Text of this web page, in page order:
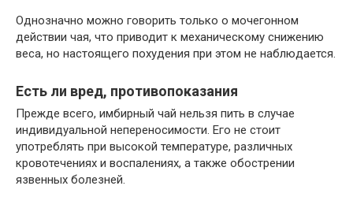
Однозначно можно говорить только о мочегонном
действии чая, что приводит к механическому снижению
веса, но настоящего похудения при этом не наблюдается.
Есть ли вред, противопоказания
Прежде всего, имбирный чай нельзя пить в случае
индивидуальной непереносимости. Его не стоит
употреблять при высокой температуре, различных
кровотечениях и воспалениях, а также обострении
язвенных болезней.